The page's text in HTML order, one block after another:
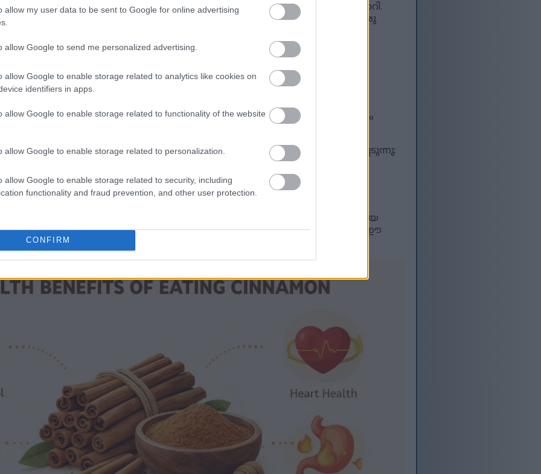
allow my user data to be sent to Google for online advertising
allow Google to send me personalized advertising.
allow Google to enable storage related to analytics like cookies on
identifiers in apps.
allow Google to enable storage related to functionality of the website
allow Google to enable storage related to personalization.
allow Google to enable storage related to security, including
functionality and fraud prevention, and other user protection.
CONFIRM
പ്രശസ്തി വളർന്നു. മധ്യകാല യൂറോപ്പിൽ, അത് സമ്പത്തിന്റെ അടയാളമായി മാറി.
ഗുണങ്ങൾ സ്ഥിരീകരിക്കുന്നു, പുരാതന വൈദ്യശാസ്ത്രത്തിൽ ഇത് ഒരു
കാണിക്കുന്നു.
ശക്തമായ ഔഷധ ഗുണങ്ങൾ
സുഗന്ധവ്യഞ്ജനത്തേക്കാൾ കൂടുതലാണ്. ഇതിന് അതിശയകരമായ ആരോഗ്യ
സിന്നമാൽഡിഹൈഡും മറ്റ് സസ്യ സംയുക്തങ്ങളും ഇതിനെ വളരെയധികം
വിധത്തിൽ ആരോഗ്യം മെച്ചപ്പെടുത്താൻ സഹായിക്കുന്നു.
വിശാലവും പ്രധാനപ്പെട്ടതുമാണ്. ചില പ്രധാന ഗുണങ്ങളിൽ ഇവ ഉൾപ്പെടുന്നു:
നിന്ന് സംരക്ഷിക്കുന്ന ആന്റിഓക്‌സിഡന്റ് ഫലങ്ങൾ.
കഴിയുന്ന ആന്റി-ഇൻഫ്ലമേറ്ററി ഗുണങ്ങൾ.
ചെറുക്കാൻ സഹായിക്കുന്ന ആന്റിമൈക്രോബയൽ കഴിവുകൾ.
രുചിയും ആരോഗ്യവും വർദ്ധിപ്പിക്കും. ഓട്‌സ് അല്ലെങ്കിൽ സ്വാദിഷ്ടമായ
നിങ്ങളുടെ ക്ഷേമം മെച്ചപ്പെടുത്തുന്നതിനുള്ള ഒരു രുചികരമായ മാർഗമാണ് ഈ